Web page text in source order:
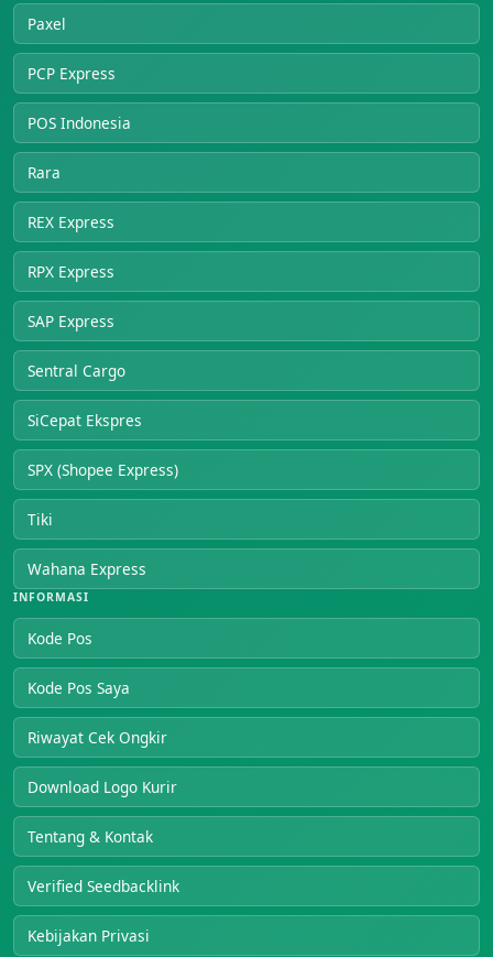
Paxel
PCP Express
POS Indonesia
Rara
REX Express
RPX Express
SAP Express
Sentral Cargo
SiCepat Ekspres
SPX (Shopee Express)
Tiki
Wahana Express
INFORMASI
Kode Pos
Kode Pos Saya
Riwayat Cek Ongkir
Download Logo Kurir
Tentang & Kontak
Verified Seedbacklink
Kebijakan Privasi